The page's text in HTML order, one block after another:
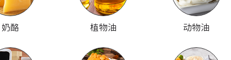
奶酪 植物油 动物油